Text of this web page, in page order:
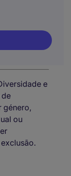
e
de
género,
ou